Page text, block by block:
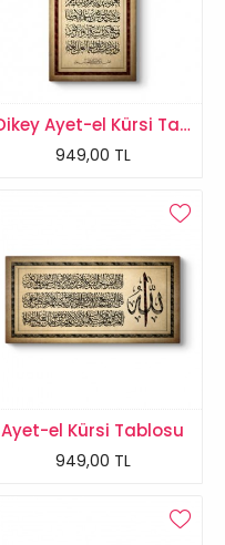
Dikey Ayet-el Kürsi Tablosu
949,00 TL
Ayet-el Kürsi Tablosu
949,00 TL